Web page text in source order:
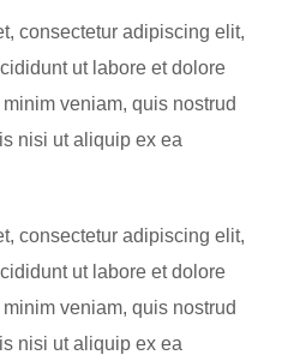
consectetur adipiscing elit,
ut labore et dolore
veniam, quis nostrud
nisi ut aliquip ex ea
consectetur adipiscing elit,
ut labore et dolore
veniam, quis nostrud
nisi ut aliquip ex ea